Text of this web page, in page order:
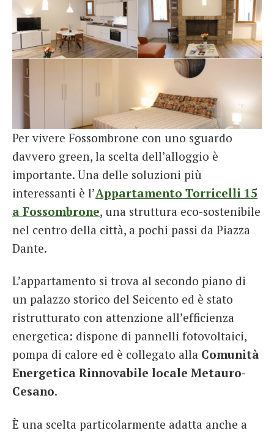
Per vivere Fossombrone con uno sguardo
davvero green, la scelta dell’alloggio è
importante. Una delle soluzioni più
interessanti è l’Appartamento Torricelli 15
a Fossombrone, una struttura eco-sostenibile
nel centro della città, a pochi passi da Piazza
Dante.
L’appartamento si trova al secondo piano di
un palazzo storico del Seicento ed è stato
ristrutturato con attenzione all’efficienza
energetica: dispone di pannelli fotovoltaici,
pompa di calore ed è collegato alla Comunità
Energetica Rinnovabile locale Metauro-
Cesano.
È una scelta particolarmente adatta anche a